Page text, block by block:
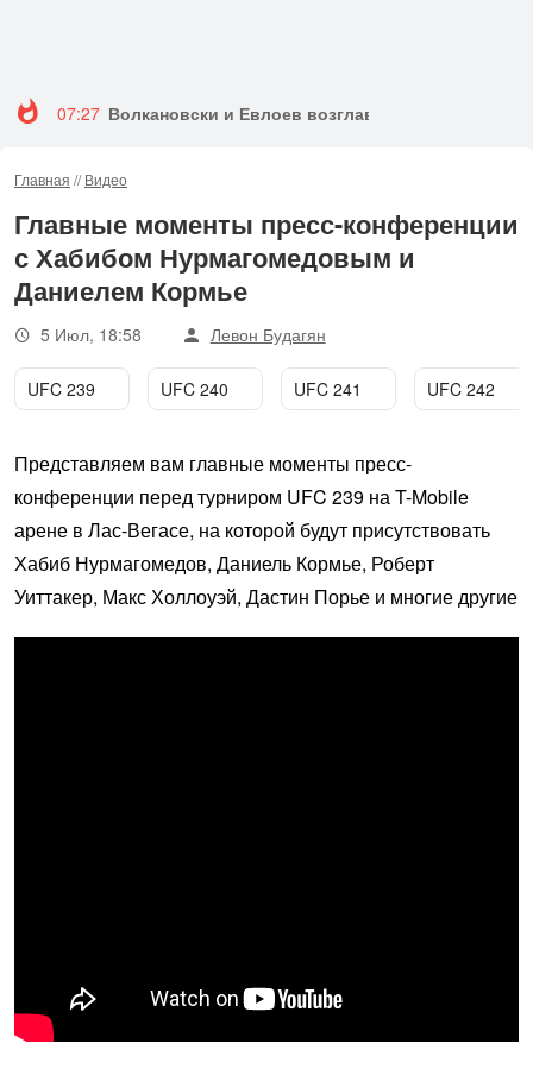
07:27 Волкановски и Евлоев возглавят турнир UFC 333
Главная //Видео
Главные моменты пресс-конференции
с Хабибом Нурмагомедовым и
Даниелем Кормье
5 Июл, 18:58 Левон Будагян
UFC 239 UFC 240 UFC 241 UFC 242
Представляем вам главные моменты пресс-
конференции перед турниром UFC 239 на T-Mobile
арене в Лас-Вегасе, на которой будут присутствовать
Хабиб Нурмагомедов, Даниель Кормье, Роберт
Уиттакер, Макс Холлоуэй, Дастин Порье и многие другие